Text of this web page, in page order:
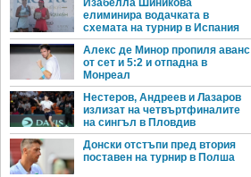
елиминира водачката в
схемата на турнир в Испания
Алекс де Минор пропиля аванс
от сет и 5:2 и отпадна в
Монреал
Нестеров, Андреев и Лазаров
излизат на четвъртфиналите
на сингъл в Пловдив
Донски отстъпи пред втория
поставен на турнир в Полша